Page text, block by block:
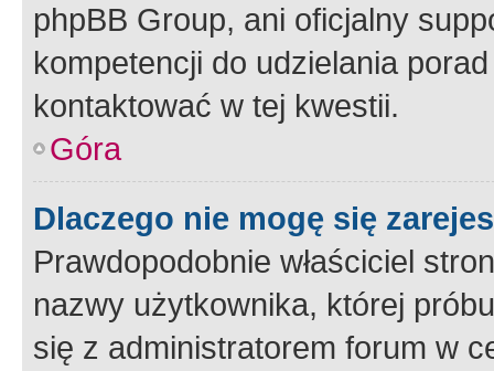
phpBB Group, ani oficjalny
kompetencji do udzielania
kontaktować w tej kwestii.
Góra
Dlaczego nie mogę się
Prawdopodobnie właściciel
nazwy użytkownika, której
się z administratorem forum w